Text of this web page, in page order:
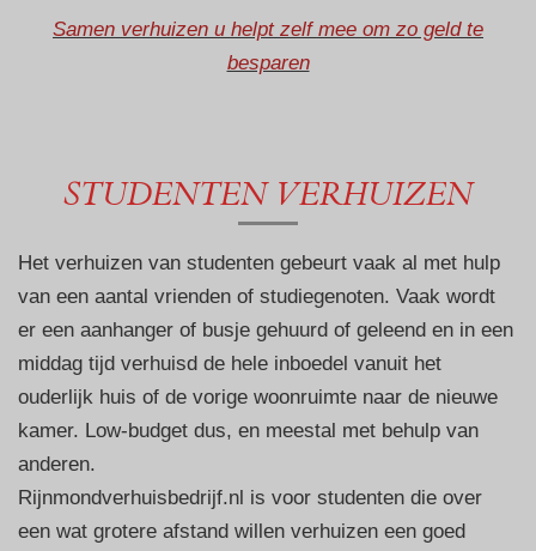
Samen verhuizen u helpt zelf mee om zo geld te
besparen
STUDENTEN VERHUIZEN
Het verhuizen van studenten gebeurt vaak al met hulp
van een aantal vrienden of studiegenoten. Vaak wordt
er een aanhanger of busje gehuurd of geleend en in een
middag tijd verhuisd de hele inboedel vanuit het
ouderlijk huis of de vorige woonruimte naar de nieuwe
kamer. Low-budget dus, en meestal met behulp van
anderen.
Rijnmondverhuisbedrijf.nl is voor studenten die over
een wat grotere afstand willen verhuizen een goed